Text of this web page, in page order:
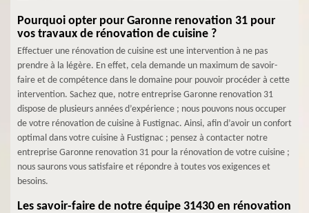
Pourquoi opter pour Garonne renovation 31 pour
vos travaux de rénovation de cuisine ?
Effectuer une rénovation de cuisine est une intervention à ne pas
prendre à la légère. En effet, cela demande un maximum de savoir-
faire et de compétence dans le domaine pour pouvoir procéder à cette
intervention. Sachez que, notre entreprise Garonne renovation 31
dispose de plusieurs années d’expérience ; nous pouvons nous occuper
de votre rénovation de cuisine à Fustignac. Ainsi, afin d’avoir un confort
optimal dans votre cuisine à Fustignac ; pensez à contacter notre
entreprise Garonne renovation 31 pour la rénovation de votre cuisine ;
nous saurons vous satisfaire et répondre à toutes vos exigences et
besoins.
Les savoir-faire de notre équipe 31430 en rénovation